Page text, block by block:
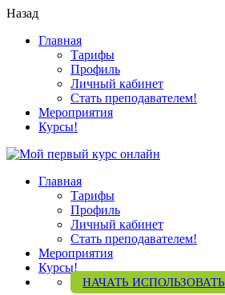
Назад
Главная
Тарифы
Профиль
Личный кабинет
Стать преподавателем!
Мероприятия
Курсы!
Главная
Тарифы
Профиль
Личный кабинет
Стать преподавателем!
Мероприятия
Курсы!
НАЧАТЬ ИСПОЛЬЗОВАТЬ